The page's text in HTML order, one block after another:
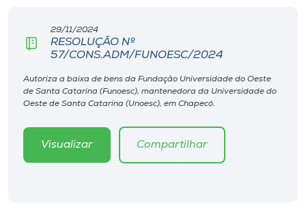
Biblioteca
Editora
Museu
29/11/2024
RESOLUÇÃO Nº
57/CONS.ADM/FUNOESC/2024
Autoriza a baixa de bens da Fundação Universidade do Oeste
de Santa Catarina (Funoesc), mantenedora da Universidade do
Oeste de Santa Catarina (Unoesc), em Chapecó.
Visualizar Compartilhar